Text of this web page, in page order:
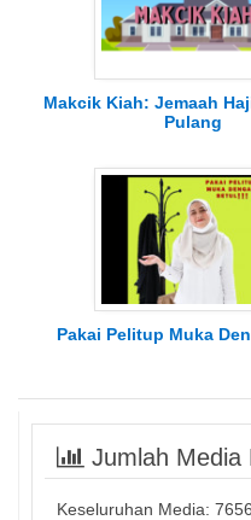
Makcik Kiah: Jemaah
Pulang
Pakai Pelitup Muka
Jumlah Media
Keseluruhan Media: 7656